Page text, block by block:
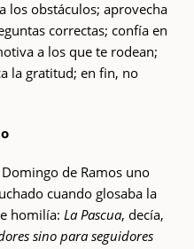
los obstáculos; aprovecha
correctas; confía en
a los que te rodean;
la gratitud; en fin, no
de Ramos uno
cuando glosaba la
homilía: La Pascua, decía,
sino para seguidores